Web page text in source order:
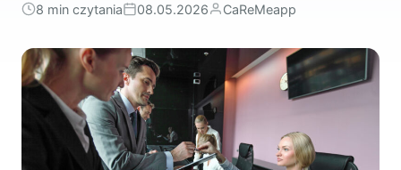
8 min czytania 08.05.2026 CaReMeapp